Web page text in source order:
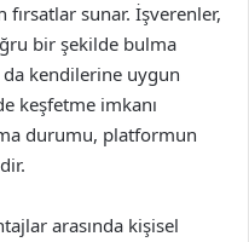
sunar. İşverenler,
bir şekilde bulma
kendilerine uygun
keşfetme imkanı
durumu, platformun
arasında kişisel